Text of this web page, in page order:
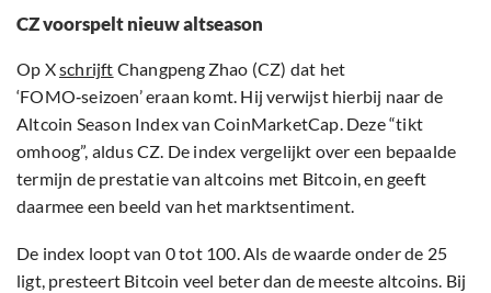
CZ voorspelt nieuw altseason
Op Xschrijft Changpeng Zhao (CZ) dat het
‘FOMO‑seizoen’ eraan komt. Hij verwijst hierbij naar de
Altcoin Season Index van CoinMarketCap. Deze “tikt
omhoog”, aldus CZ. De index vergelijkt over een bepaalde
termijn de prestatie van altcoins met Bitcoin, en geeft
daarmee een beeld van het marktsentiment.
De index loopt van 0 tot 100. Als de waarde onder de 25
ligt, presteert Bitcoin veel beter dan de meeste altcoins. Bij